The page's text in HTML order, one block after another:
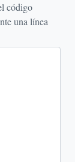
una línea